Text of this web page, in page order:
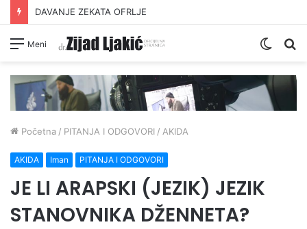
DAVANJE ZEKATA OFRLJE
Meni
Switch
Početna / PITANJA I ODGOVORI / AKIDA
AKIDA Iman PITANJA I ODGOVORI
JE LI ARAPSKI (JEZIK) JEZIK
STANOVNIKA DŽENNETA?